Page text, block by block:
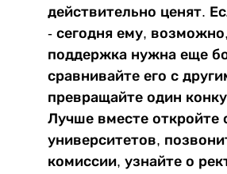
действительно ценят.
- сегодня ему,
поддержка нужна еще
сравнивайте его с
превращайте один
Лучше вместе откройте
университетов,
комиссии, узнайте о